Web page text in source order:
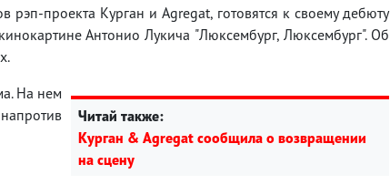
рэп-проекта Курган и Agregat, готовятся к своему дебюту
Антонио Лукича "Люксембург, Люксембург". Об
Читай также:
Курган & Agregat сообщила о возвращении
на сцену
На нем